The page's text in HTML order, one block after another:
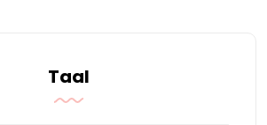
Taal